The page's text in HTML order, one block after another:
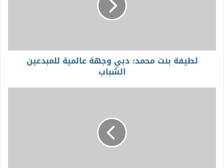
لطيفة بنت محمد: دبي وجهة عالمية للمبدعين
الشباب